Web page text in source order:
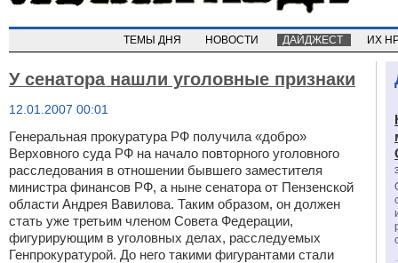
ТЕМЫ ДНЯ НОВОСТИ ДАЙДЖЕСТ ИХ
У сенатора нашли уголовные признаки
12.01.2007 00:01
Генеральная прокуратура РФ получила «добро»
Верховного суда РФ на начало повторного уголовного
расследования в отношении бывшего заместителя
министра финансов РФ, а ныне сенатора от Пензенской
области Андрея Вавилова. Таким образом, он должен
стать уже третьим членом Совета Федерации,
фигурирующим в уголовных делах, расследуемых
Генпрокуратурой. До него такими фигурантами стали